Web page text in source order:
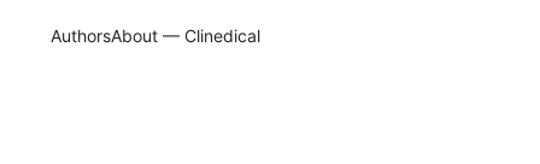
AuthorsAbout — Clinedical